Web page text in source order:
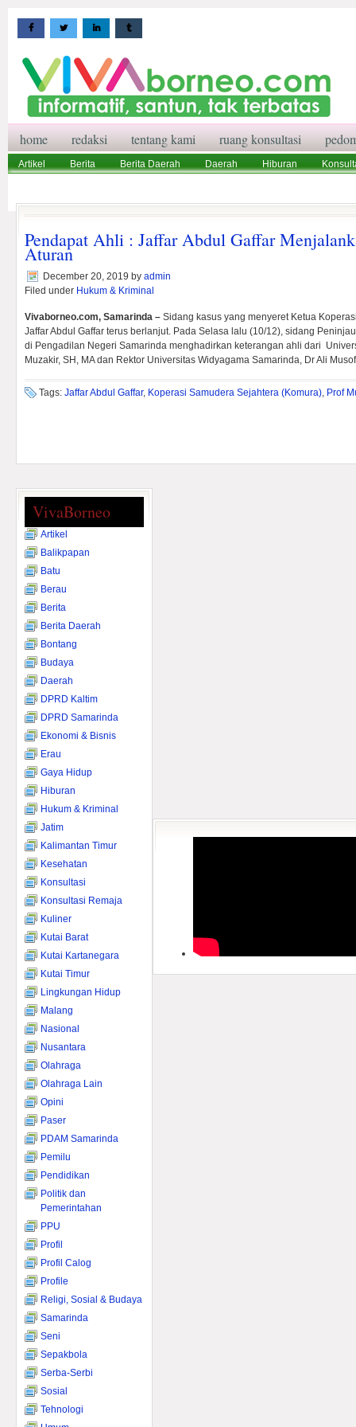
home redaksi tentang kami ruang konsultasi
Artikel Berita Berita Daerah Daerah Hiburan
Pendapat Ahli : Jaffar Abdul Gaffar
Aturan
December 20, 2019 by admin
Filed under Hukum & Kriminal
Vivaborneo.com, Samarinda – Sidang kasus yang menyeret Ketua
Jaffar Abdul Gaffar terus berlanjut. Pada Selasa lalu (10/12), sidang
di Pengadilan Negeri Samarinda menghadirkan keterangan ahli dari
Muzakir, SH, MA dan Rektor Universitas Widyagama Samarinda, Dr Ali
Tags: Jaffar Abdul Gaffar, Koperasi Samudera Sejahtera (Komura), Prof
VivaBorneo
Artikel
Balikpapan
Batu
Berau
Berita
Berita Daerah
Bontang
Budaya
Daerah
DPRD Kaltim
DPRD Samarinda
Ekonomi & Bisnis
Erau
Gaya Hidup
Hiburan
Hukum & Kriminal
Jatim
Kalimantan Timur
Kesehatan
Konsultasi
Konsultasi Remaja
Kuliner
Kutai Barat
Kutai Kartanegara
Kutai Timur
Lingkungan Hidup
Malang
Nasional
Nusantara
Olahraga
Olahraga Lain
Opini
Paser
PDAM Samarinda
Pemilu
Pendidikan
Politik dan
Pemerintahan
PPU
Profil
Profil Calog
Profile
Religi, Sosial & Budaya
Samarinda
Seni
Sepakbola
Serba-Serbi
Sosial
Tehnologi